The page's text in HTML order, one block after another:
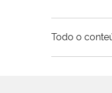
Todo o